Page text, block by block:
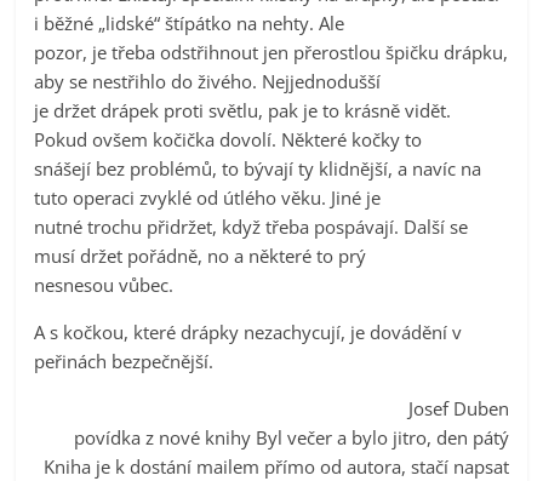
i běžné „lidské“ štípátko na nehty. Ale
pozor, je třeba odstřihnout jen přerostlou špičku drápku,
aby se nestřihlo do živého. Nejjednodušší
je držet drápek proti světlu, pak je to krásně vidět.
Pokud ovšem kočička dovolí. Některé kočky to
snášejí bez problémů, to bývají ty klidnější, a navíc na
tuto operaci zvyklé od útlého věku. Jiné je
nutné trochu přidržet, když třeba pospávají. Další se
musí držet pořádně, no a některé to prý
nesnesou vůbec.
A s kočkou, které drápky nezachycují, je dovádění v
peřinách bezpečnější.
Josef Duben
povídka z nové knihy Byl večer a bylo jitro, den pátý
Kniha je k dostání mailem přímo od autora, stačí napsat